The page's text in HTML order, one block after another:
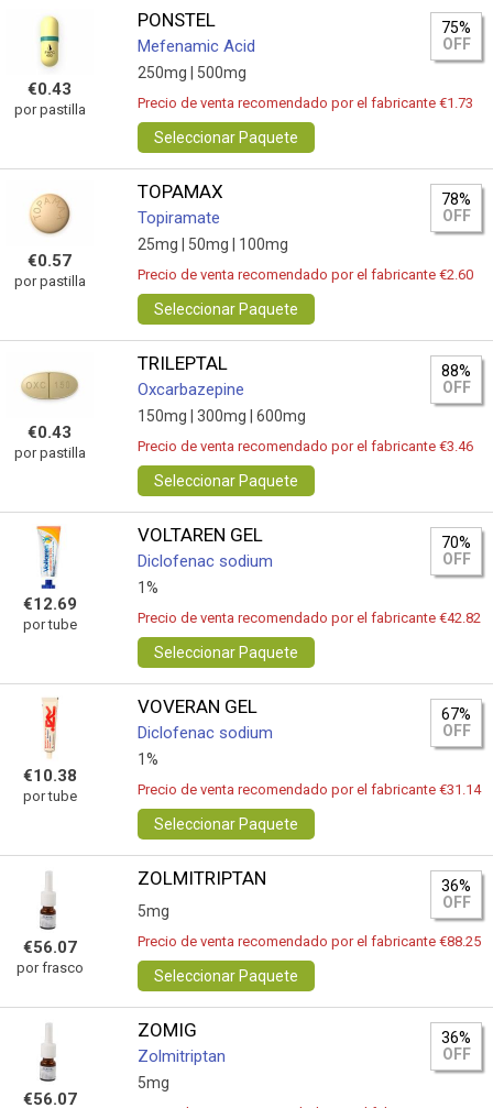
€0.43
por pastilla
PONSTEL
Mefenamic Acid
250mg | 500mg
75%
OFF
Precio de venta recomendado por el fabricante €1.73
Seleccionar Paquete
€0.57
por pastilla
TOPAMAX
Topiramate
25mg | 50mg | 100mg
78%
OFF
Precio de venta recomendado por el fabricante €2.60
Seleccionar Paquete
€0.43
por pastilla
TRILEPTAL
Oxcarbazepine
150mg | 300mg | 600mg
88%
OFF
Precio de venta recomendado por el fabricante €3.46
Seleccionar Paquete
€12.69
por tube
VOLTAREN GEL
Diclofenac sodium
1%
70%
OFF
Precio de venta recomendado por el fabricante €42.82
Seleccionar Paquete
€10.38
por tube
VOVERAN GEL
Diclofenac sodium
1%
67%
OFF
Precio de venta recomendado por el fabricante €31.14
Seleccionar Paquete
€56.07
por frasco
ZOLMITRIPTAN
5mg
36%
OFF
Precio de venta recomendado por el fabricante €88.25
Seleccionar Paquete
€56.07
ZOMIG
Zolmitriptan
5mg
36%
OFF